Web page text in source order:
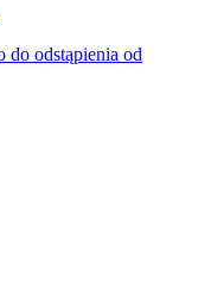
odstąpienia od